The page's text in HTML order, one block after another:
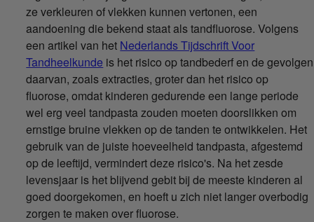
ze verkleuren of vlekken kunnen vertonen, een
aandoening die bekend staat als tandfluorose. Volgens
een artikel van het Nederlands Tijdschrift Voor
Tandheelkunde is het risico op tandbederf en de gevolgen
daarvan, zoals extracties, groter dan het risico op
fluorose, omdat kinderen gedurende een lange periode
wel erg veel tandpasta zouden moeten doorslikken om
ernstige bruine vlekken op de tanden te ontwikkelen. Het
gebruik van de juiste hoeveelheid tandpasta, afgestemd
op de leeftijd, vermindert deze risico's. Na het zesde
levensjaar is het blijvend gebit bij de meeste kinderen al
goed doorgekomen, en hoeft u zich niet langer overbodig
zorgen te maken over fluorose.